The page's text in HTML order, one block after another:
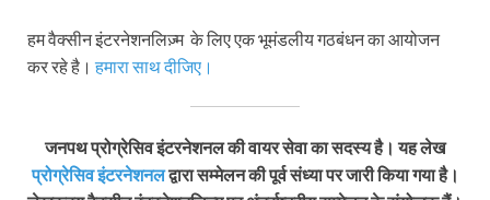
हम वैक्सीन इंटरनेशनलिज़्म के लिए एक भूमंडलीय गठबंधन का आयोजन
कर रहे है।हमारा साथ दीजिए।
जनपथ प्रोग्रेसिव इंटरनेशनल की वायर सेवा का सदस्य है। यह लेख
प्रोग्रेसिव इंटरनेशनलद्वारा सम्मेलन की पूर्व संध्या पर जारी किया गया है।